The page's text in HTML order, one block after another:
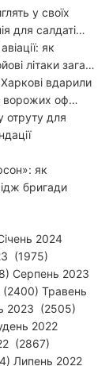
у своїх
для салдаті…
як
літаки зага…
вдарили
ворожих оф…
отруту для
як
бригади
2024
(1975)
Серпень 2023
Травень
2023 (2505)
2022
(2867)
Липень 2022